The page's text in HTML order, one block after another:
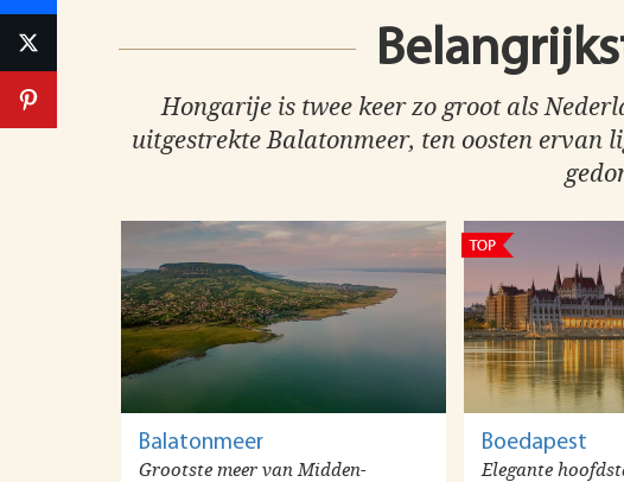
Hongarije is twee keer zo groot als
uitgestrekte Balatonmeer, ten oosten ervan
Balatonmeer
Grootste meer van Midden-
Boedapest
Elegante